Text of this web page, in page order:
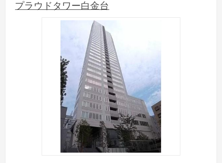
プラウドタワー白金台